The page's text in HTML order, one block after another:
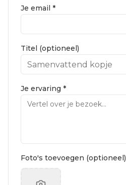
Je email *
Titel (optioneel)
Je ervaring *
Foto's toevoegen (optioneel)